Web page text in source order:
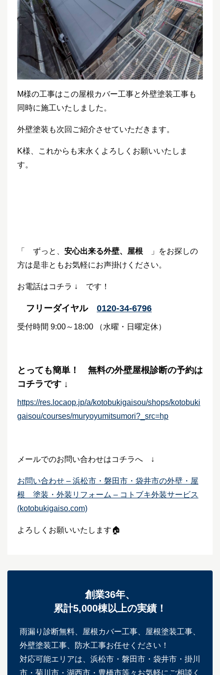
M様の工事はこの屋根カバー工事と外壁塗装工事も
同時に施工いたしました。
外壁塗装も次回ご紹介させていただきます。
K様、これからも末永くよろしくお願いいたしま
す。
「 ずっと、 安心出来る外壁、屋根 」をお探しの
方は是非ともお気軽にお声掛けください。
お電話はコチラ ↓ です！
フリーダイヤル 0120-34-6796
受付時間 9:00～18:00 （水曜・日曜定休）
とっても簡単！ 無料の外壁屋根診断の予約は
コチラです ↓
https://res.locaop.jp/a/kotobukigaisou/shops/kotobuki
gaisou/courses/muryoyumitsumori?_src=hp
メールでのお問い合わせはコチラへ ↓
お問い合わせ – 浜松市・磐田市・袋井市の外壁・屋
根 塗装・外装リフォーム – コトブキ外装サービス
(kotobukigaiso.com)
よろしくお願いいたします🏠
創業36年、
累計5,000棟以上の実績！
雨漏り診断無料、屋根カバー工事、屋根塗装工事、
外壁塗装工事、防水工事お任せください！
対応可能エリアは、浜松市・磐田市・袋井市・掛川
市・菊川市・湖西市・豊橋市等々お気軽にご相談く